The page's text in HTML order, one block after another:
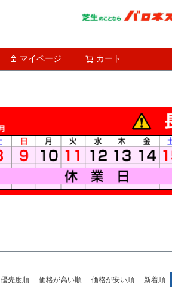
マイページ カート
優先度順 価格が高い順 価格が安い順 新着順